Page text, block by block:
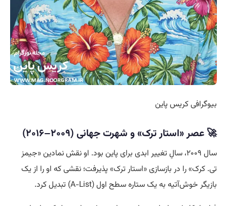
بیوگرافی کریس پاین
🚀 عصر «استار ترک» و شهرت جهانی (۲۰۰۹–۲۰۱۶)
سال ۲۰۰۹، سالِ تغییر ابدی برای پاین بود. او نقش نمادین «جیمز
تی. کرک» را در بازسازی «استار ترک» پذیرفت؛ نقشی که او را از یک
بازیگر خوش‌آتیه به یک ستاره سطح اول (A-List) تبدیل کرد.